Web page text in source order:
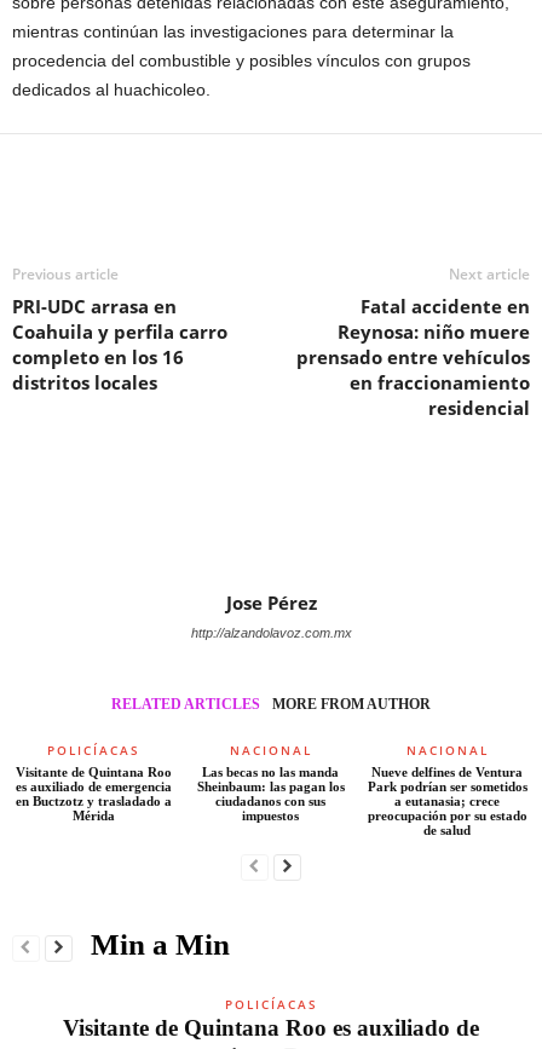
mientras continúan las investigaciones para determinar la
procedencia del combustible y posibles vínculos con grupos
dedicados al huachicoleo.
Previous article
PRI-UDC arrasa en
Coahuila y perfila carro
completo en los 16
distritos locales
Next article
Fatal accidente en
Reynosa: niño muere
prensado entre vehículos
en fraccionamiento
residencial
Jose Pérez
http://alzandolavoz.com.mx
RELATED ARTICLES MORE FROM AUTHOR
POLICÍACAS
Visitante de Quintana Roo
es auxiliado de emergencia
en Buctzotz y trasladado a
Mérida
NACIONAL
Las becas no las manda
Sheinbaum: las pagan los
ciudadanos con sus
impuestos
NACIONAL
Nueve delfines de Ventura
Park podrían ser sometidos
a eutanasia; crece
preocupación por su estado
de salud
Min a Min
POLICÍACAS
Visitante de Quintana Roo es auxiliado de